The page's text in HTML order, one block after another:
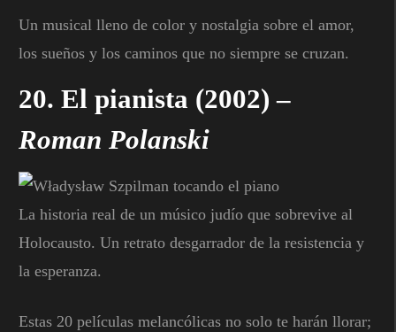
Un musical lleno de color y nostalgia sobre el amor,
los sueños y los caminos que no siempre se cruzan.
20. El pianista (2002) –
Roman Polanski
La historia real de un músico judío que sobrevive al
Holocausto. Un retrato desgarrador de la resistencia y
la esperanza.
Estas 20 películas melancólicas no solo te harán llorar;